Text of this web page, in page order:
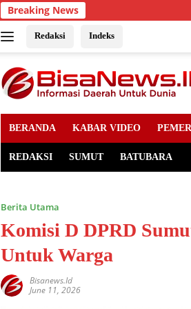
Breaking News
Redaksi Indeks
BERANDA KABAR VIDEO
REDAKSI SUMUT BATUBARA
Berita Utama
Komisi D DPRD
Untuk Warga
Bisanews.id
June 11, 2026